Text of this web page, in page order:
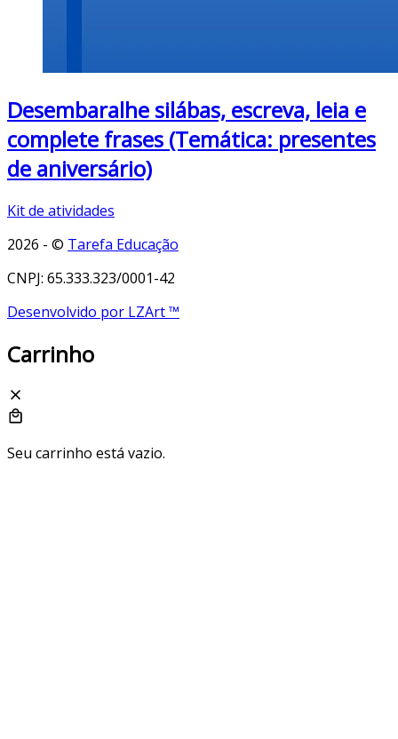
Desembaralhe silábas, escreva, leia e
complete frases (Temática: presentes
de aniversário)
Kit de atividades
2026 - © Tarefa Educação
CNPJ: 65.333.323/0001-42
Desenvolvido por LZArt ™
Carrinho
Seu carrinho está vazio.